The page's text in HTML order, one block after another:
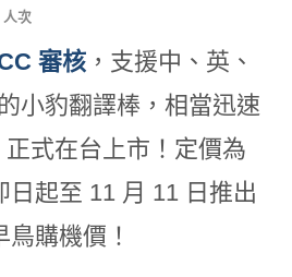
人次
審核，支援中、英、
小豹翻譯棒，相當迅速
式在台上市！定價為
日起至 11 月 11 日推出
購機價！